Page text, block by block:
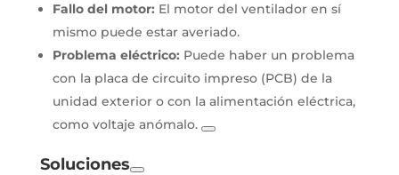
Fallo del motor: El motor del ventilador en sí
mismo puede estar averiado.
Problema eléctrico: Puede haber un problema
con la placa de circuito impreso (PCB) de la
unidad exterior o con la alimentación eléctrica,
como voltaje anómalo.
Soluciones